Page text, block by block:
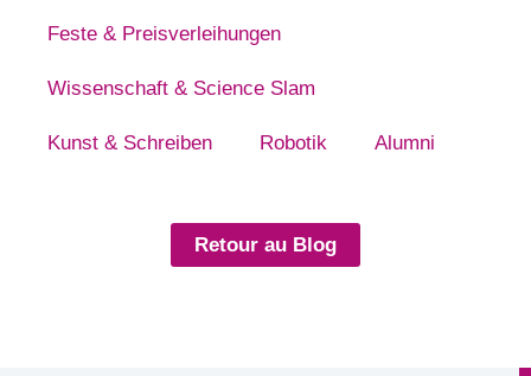
Feste & Preisverleihungen
Wissenschaft & Science Slam
Kunst & Schreiben Robotik Alumni
Retour au Blog